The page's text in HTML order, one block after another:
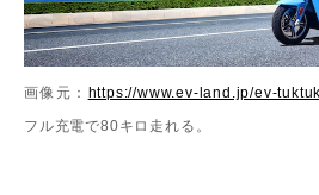
画像元： https://www.ev-land.jp/ev-
フル充電で80キロ走れる。